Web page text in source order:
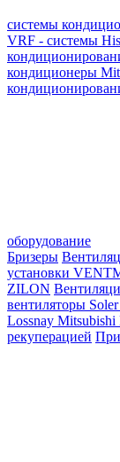
системы
VRF - системы
кондиционеры
оборудование
Бризеры
установки
ZILON
вентиляторы Soler
Lossnay Mitsubishi
рекуперацией